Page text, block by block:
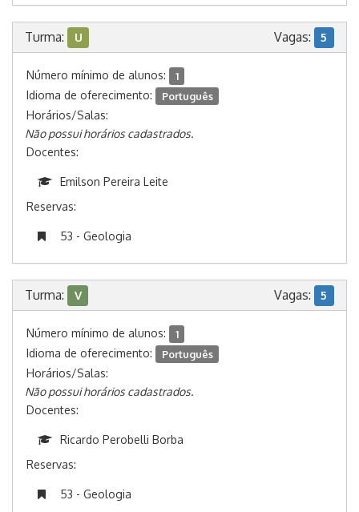
Turma: U Vagas: 5
Número mínimo de alunos: 1
Idioma de oferecimento: Português
Horários/Salas:
Não possui horários cadastrados.
Docentes:
Emilson Pereira Leite
Reservas:
53 - Geologia
Turma: V Vagas: 5
Número mínimo de alunos: 1
Idioma de oferecimento: Português
Horários/Salas:
Não possui horários cadastrados.
Docentes:
Ricardo Perobelli Borba
Reservas:
53 - Geologia